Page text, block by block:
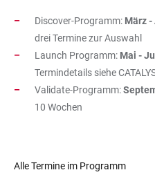
Discover-Programm: März
drei Termine zur Auswahl
Launch Programm: Mai -
Termindetails siehe
Validate-Programm:
10 Wochen
Alle Termine im Programm